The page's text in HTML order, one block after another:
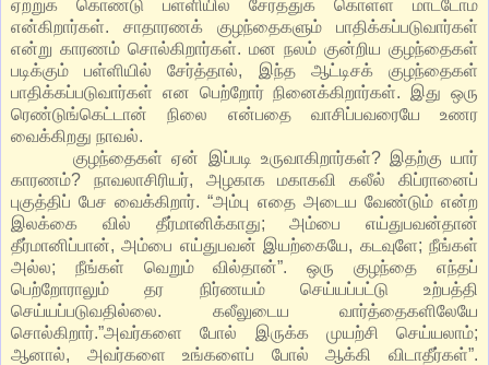
ஏற்றுக் கொண்டு பள்ளியில் சேர்த்துக் கொள்ள மாட்டோம்
என்கிறார்கள். சாதாரணக் குழந்தைகளும் பாதிக்கப்படுவார்கள்
என்று காரணம் சொல்கிறார்கள். மன நலம் குன்றிய குழந்தைகள்
படிக்கும் பள்ளியில் சேர்த்தால், இந்த ஆட்டிசக் குழந்தைகள்
பாதிக்கப்படுவார்கள் என பெற்றோர் நினைக்கிறார்கள். இது ஒரு
ரெண்டுங்கெட்டான் நிலை என்பதை வாசிப்பவரையே உணர
வைக்கிறது நாவல்.
குழந்தைகள் ஏன் இப்படி உருவாகிறார்கள்? இதற்கு யார்
காரணம்? நாவலாசிரியர், அழகாக மகாகவி கலீல் கிப்ரானைப்
புகுத்திப் பேச வைக்கிறார். “அம்பு எதை அடைய வேண்டும் என்ற
இலக்கை வில் தீர்மானிக்காது; அம்பை எய்துபவன்தான்
தீர்மானிப்பான், அம்பை எய்துபவன் இயற்கையே, கடவுளே; நீங்கள்
அல்ல; நீங்கள் வெறும் வில்தான்”. ஒரு குழந்தை எந்தப்
பெற்றோராலும் தர நிர்ணயம் செய்யப்பட்டு உற்பத்தி
செய்யப்படுவதில்லை. கலீலுடைய வார்த்தைகளிலேயே
சொல்கிறார்.”அவர்களை போல் இருக்க முயற்சி செய்யலாம்;
ஆனால், அவர்களை உங்களைப் போல் ஆக்கி விடாதீர்கள்”.